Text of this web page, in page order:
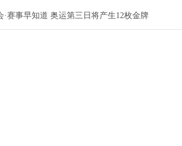
·赛事早知道 奥运第三日将产生12枚金牌